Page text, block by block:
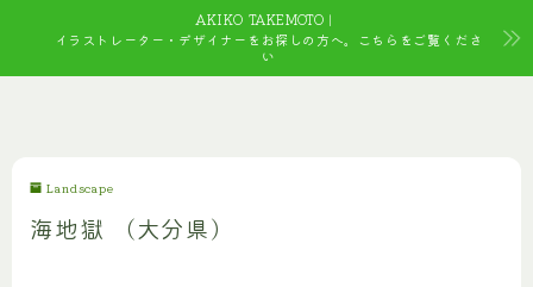
AKIKO TAKEMOTO｜
イラストレーター・デザイナーをお探しの方へ。こちらをご覧くださ
い
Landscape
海地獄 （大分県）